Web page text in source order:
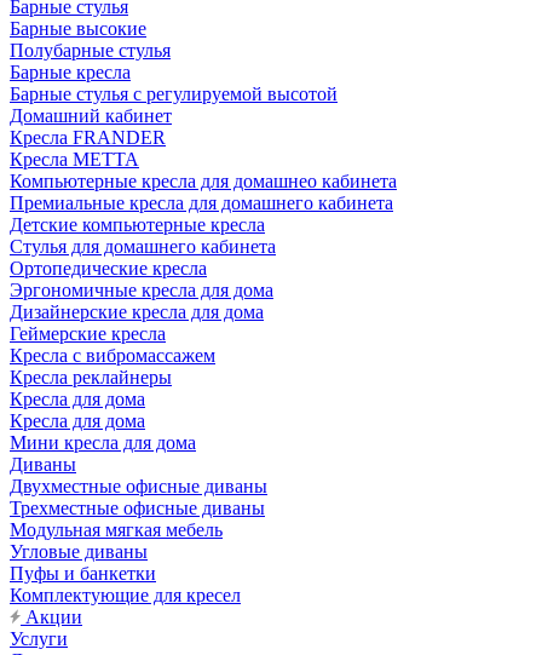
Барные стулья
Барные высокие
Полубарные стулья
Барные кресла
Барные стулья с регулируемой высотой
Домашний кабинет
Кресла FRANDER
Кресла METTA
Компьютерные кресла для домашнео кабинета
Премиальные кресла для домашнего кабинета
Детские компьютерные кресла
Стулья для домашнего кабинета
Ортопедические кресла
Эргономичные кресла для дома
Дизайнерские кресла для дома
Геймерские кресла
Кресла с вибромассажем
Кресла реклайнеры
Кресла для дома
Кресла для дома
Мини кресла для дома
Диваны
Двухместные офисные диваны
Трехместные офисные диваны
Модульная мягкая мебель
Угловые диваны
Пуфы и банкетки
Комплектующие для кресел
Акции
Услуги